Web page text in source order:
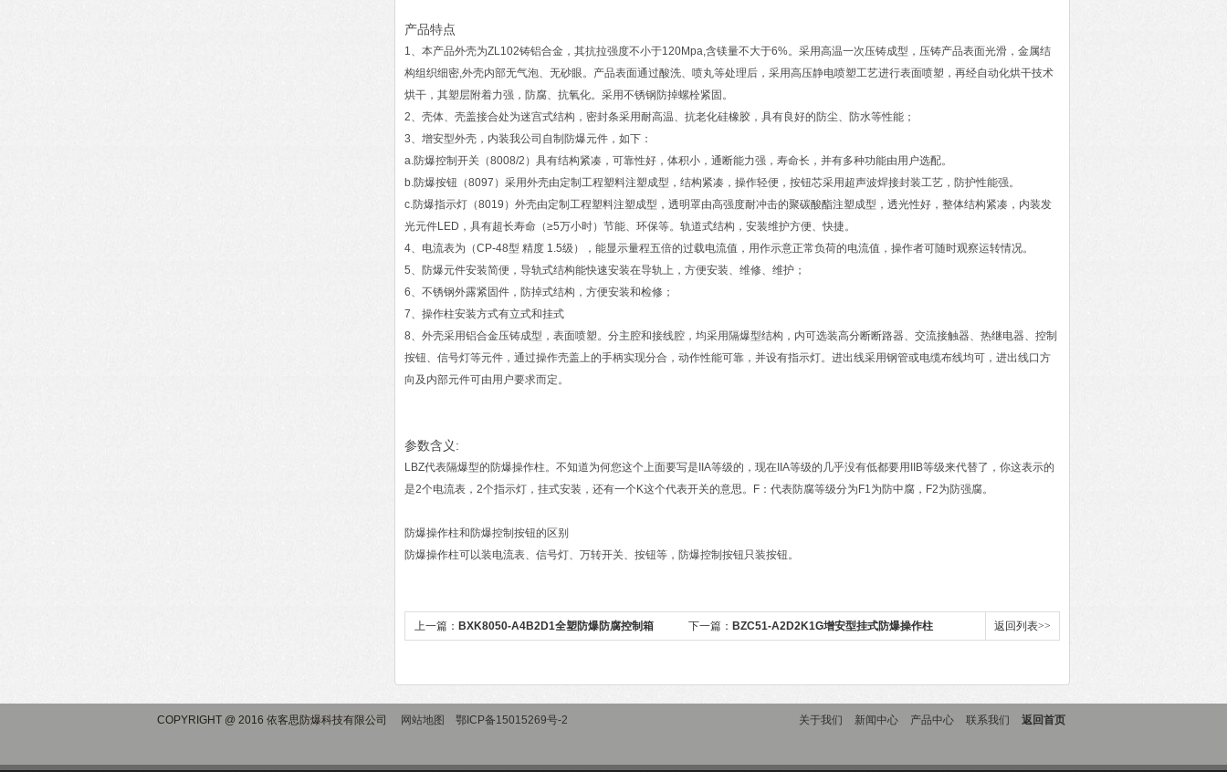
产品特点
1、本产品外壳为ZL102铸铝合金，其抗拉强度不小于120Mpa,含镁量不大于6%。采用高温一次压铸成型，压铸产品表面光滑，金属结
构组织细密,外壳内部无气泡、无砂眼。产品表面通过酸洗、喷丸等处理后，采用高压静电喷塑工艺进行表面喷塑，再经自动化烘干技术
烘干，其塑层附着力强，防腐、抗氧化。采用不锈钢防掉螺栓紧固。
2、壳体、壳盖接合处为迷宫式结构，密封条采用耐高温、抗老化硅橡胶，具有良好的防尘、防水等性能；
3、增安型外壳，内装我公司自制防爆元件，如下：
a.防爆控制开关（8008/2）具有结构紧凑，可靠性好，体积小，通断能力强，寿命长，并有多种功能由用户选配。
b.防爆按钮（8097）采用外壳由定制工程塑料注塑成型，结构紧凑，操作轻便，按钮芯采用超声波焊接封装工艺，防护性能强。
c.防爆指示灯（8019）外壳由定制工程塑料注塑成型，透明罩由高强度耐冲击的聚碳酸酯注塑成型，透光性好，整体结构紧凑，内装发
光元件LED，具有超长寿命（≥5万小时）节能、环保等。轨道式结构，安装维护方便、快捷。
4、电流表为（CP-48型 精度 1.5级），能显示量程五倍的过载电流值，用作示意正常负荷的电流值，操作者可随时观察运转情况。
5、防爆元件安装简便，导轨式结构能快速安装在导轨上，方便安装、维修、维护；
6、不锈钢外露紧固件，防掉式结构，方便安装和检修；
7、操作柱安装方式有立式和挂式
8、外壳采用铝合金压铸成型，表面喷塑。分主腔和接线腔，均采用隔爆型结构，内可选装高分断断路器、交流接触器、热继电器、控制
按钮、信号灯等元件，通过操作壳盖上的手柄实现分合，动作性能可靠，并设有指示灯。进出线采用钢管或电缆布线均可，进出线口方
向及内部元件可由用户要求而定。
参数含义:
LBZ代表隔爆型的防爆操作柱。不知道为何您这个上面要写是IIA等级的，现在IIA等级的几乎没有低都要用IIB等级来代替了，你这表示的
是2个电流表，2个指示灯，挂式安装，还有一个K这个代表开关的意思。F：代表防腐等级分为F1为防中腐，F2为防强腐。
防爆操作柱和防爆控制按钮的区别
防爆操作柱可以装电流表、信号灯、万转开关、按钮等，防爆控制按钮只装按钮。
上一篇： BXK8050-A4B2D1全塑防爆防腐控制箱 下一篇： BZC51-A2D2K1G增安型挂式防爆操作柱 返回列表>>
COPYRIGHT @ 2016 依客思防爆科技有限公司 网站地图 鄂ICP备15015269号-2 关于我们 新闻中心 产品中心 联系我们 返回首页